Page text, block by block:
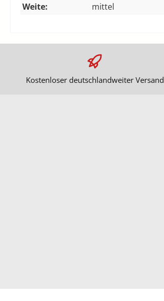
Weite:
mittel
Kostenloser deutschlandweiter Versand